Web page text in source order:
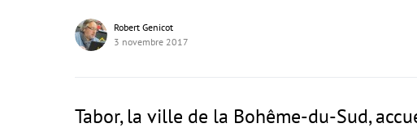
Robert Genicot
3 novembre 2017
Tabor, la ville de la Bohême-du-Sud,